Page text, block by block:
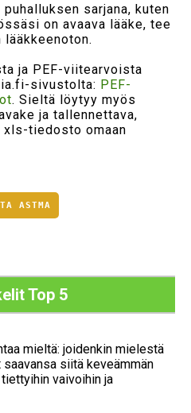
sarjana, kuten
on avaava lääke, tee
ja PEF-viitearvoista
sivustolta: PEF-
. Sieltä löytyy myös
ja tallennettava,
tiedosto omaan
ASTMA
Top 5
mieltä: joidenkin mielestä
siitä keveämmän
vaivoihin ja